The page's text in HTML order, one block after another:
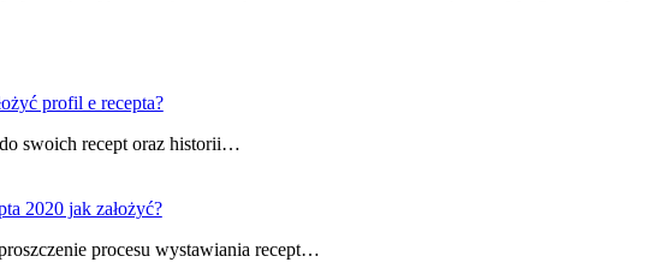
profil e recepta?
swoich recept oraz historii…
2020 jak założyć?
procesu wystawiania recept…